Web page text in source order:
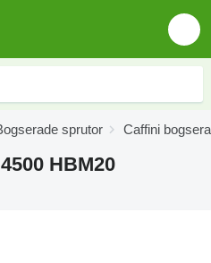
sprutor Caffini
HBM20